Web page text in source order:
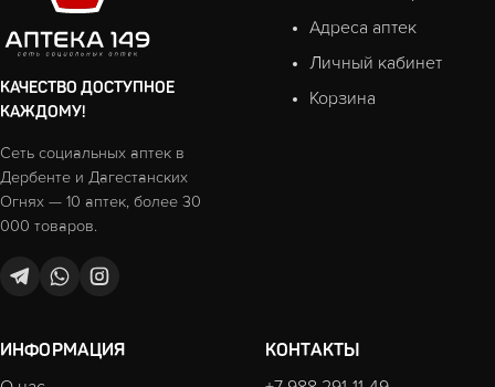
КАЧЕСТВО ДОСТУПНОЕ
КАЖДОМУ!
Сеть социальных аптек в
Дербенте и Дагестанских
Огнях — 10 аптек, более 30
000 товаров.
Адреса аптек
Личный кабинет
Корзина
ИНФОРМАЦИЯ КОНТАКТЫ